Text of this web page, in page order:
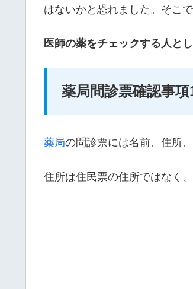
はないかと恐れました。そこ
医師の薬をチェックする人とし
薬局問診票確認事
薬局の問診票には名前、住所
住所は住民票の住所ではなく、